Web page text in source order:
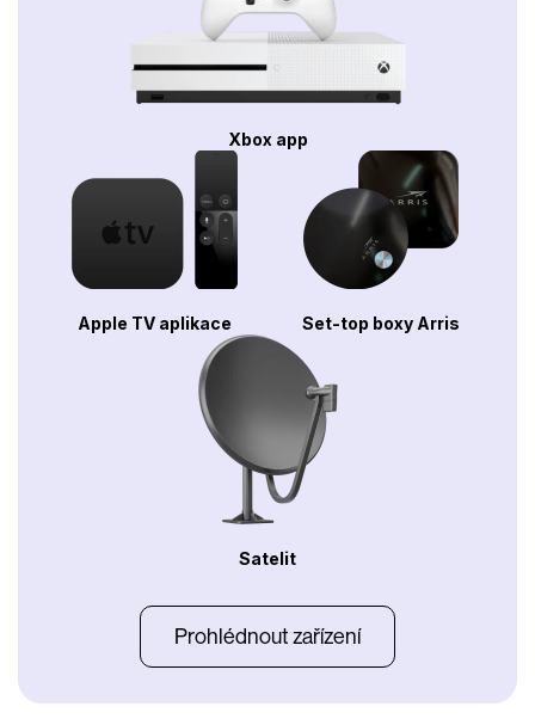
Xbox app
Apple TV aplikace Set-top boxy Arris
Satelit
Prohlédnout zařízení